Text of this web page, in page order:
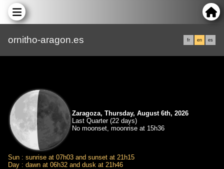
ornitho-aragon.es fr en es
Zaragoza, Thursday, August 6th, 2026
Last Quarter (22 days)
No moonset, moonrise at 15h36
Sun : sunrise at 07h03 and sunset at 21h15
Day : dawn at 06h32 and dusk at 21h46